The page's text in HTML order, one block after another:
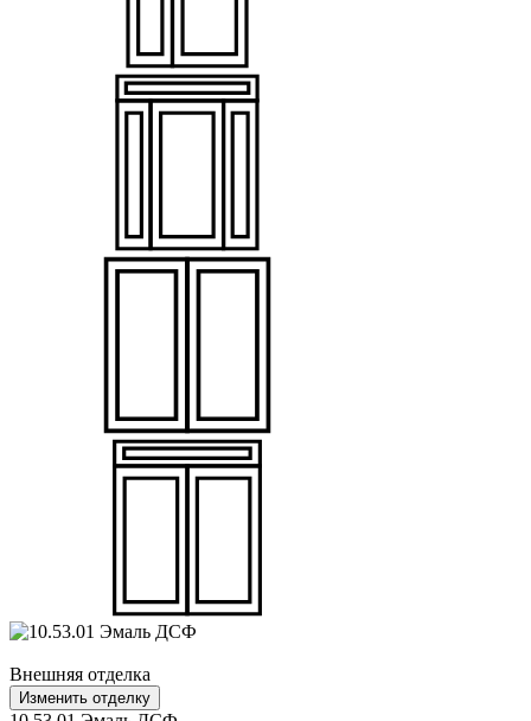
Внешняя отделка
Изменить отделку